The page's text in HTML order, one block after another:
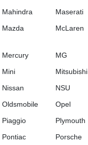
Mahindra
Maserati
Mazda
McLaren
Mercury
MG
Mini
Mitsubishi
Nissan
NSU
Oldsmobile
Opel
Piaggio
Plymouth
Pontiac
Porsche